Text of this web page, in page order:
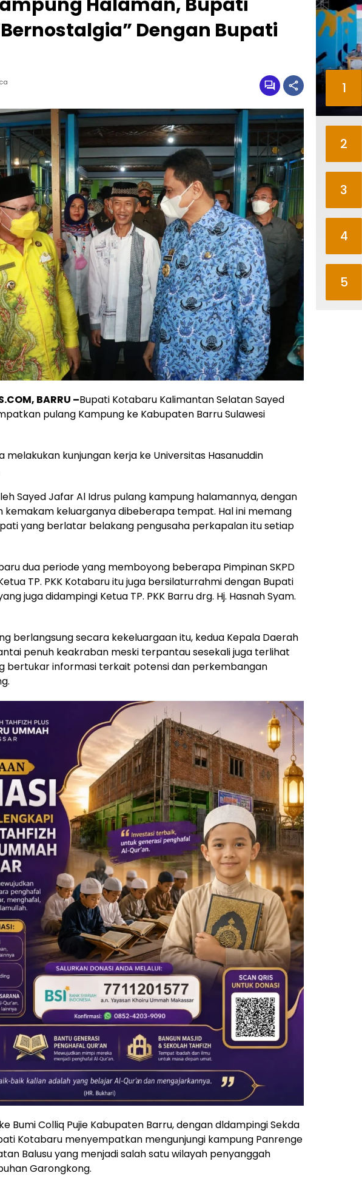
Dengan Bupati
BARRU –Bupati Kotabaru Kalimantan Selatan Sayed
pulang Kampung ke Kabupaten Barru Sulawesi
melakukan kunjungan kerja ke Universitas Hasanuddin
Sayed Jafar Al Idrus pulang kampung halamannya, dengan
kemakam keluarganya dibeberapa tempat. Hal ini memang
yang berlatar belakang pengusaha perkapalan itu setiap
dua periode yang memboyong beberapa Pimpinan SKPD
TP. PKK Kotabaru itu juga bersilaturrahmi dengan Bupati
juga didampingi Ketua TP. PKK Barru drg. Hj. Hasnah Syam.
berlangsung secara kekeluargaan itu, kedua Kepala Daerah
penuh keakraban meski terpantau sesekali juga terlihat
bertukar informasi terkait potensi dan perkembangan
Bumi Colliq Pujie Kabupaten Barru, dengan dldampingi Sekda
Kotabaru menyempatkan mengunjungi kampung Panrenge
Balusu yang menjadi salah satu wilayah penyanggah
Garongkong.
1
2
3
4
5